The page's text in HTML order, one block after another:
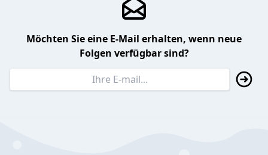
Möchten Sie eine E-Mail erhalten, wenn neue
Folgen verfügbar sind?